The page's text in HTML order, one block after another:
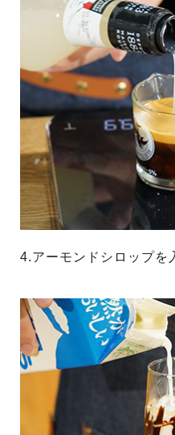
4.アーモンドシロップを